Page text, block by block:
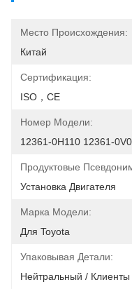
Место Происхождения:
Китай
Сертификация:
ISO，CE
Номер Модели:
12361-0H110 12361-
Продуктовые
Установка Двигателя
Марка Модели:
Для Toyota
Упаковывая Детали:
Нейтральный /